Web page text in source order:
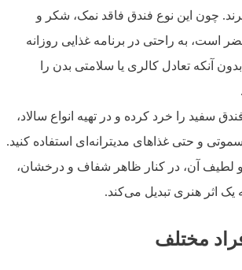
چون این نوع فندق فاقد نمک، شکر و
است، به راحتی در برنامه غذایی روزانه
آنکه تعادل کالری یا سلامتی بدن را
سفید را خرد کرده و در تهیه انواع سالاد،
و حتی غذاهای مدیترانه‌ای استفاده کنید.
لطیف آن، در کنار ظاهر شفاف و درخشان،
اثر هنری تبدیل می‌کند.
مختلف